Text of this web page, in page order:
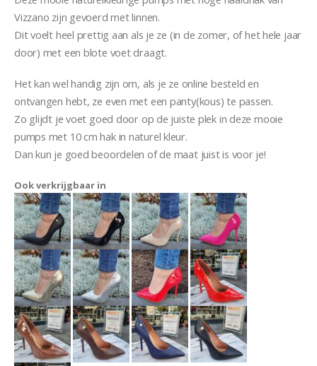
Vizzano zijn gevoerd met linnen.
Dit voelt heel prettig aan als je ze (in de zomer, of het hele jaar
door) met een blote voet draagt.
Het kan wel handig zijn om, als je ze online besteld en
ontvangen hebt, ze even met een panty(kous) te passen.
Zo glijdt je voet goed door op de juiste plek in deze mooie
pumps met 10 cm hak in naturel kleur.
Dan kun je goed beoordelen of de maat juist is voor je!
Ook verkrijgbaar in